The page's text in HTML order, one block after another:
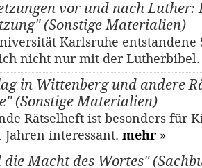
vor und nach Luther:
(Sonstige Materialien)
Karlsruhe entstandene
nicht nur mit der
in Wittenberg und andere
(Sonstige Materialien)
Rätselheft ist besonders für
Jahren interessant. mehr »
Macht des Wortes"